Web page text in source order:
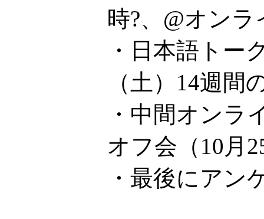
時?、@オン
・日本語トー
（土）14週
・中間オンラ
オフ会（10月
・最後にアン